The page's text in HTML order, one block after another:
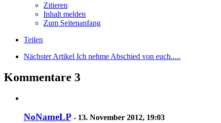
Zitieren
Inhalt melden
Zum Seitenanfang
Teilen
Nächster Artikel Ich nehme Abschied von euch.....
Kommentare 3
NoNameLP - 13. November 2012, 19:03